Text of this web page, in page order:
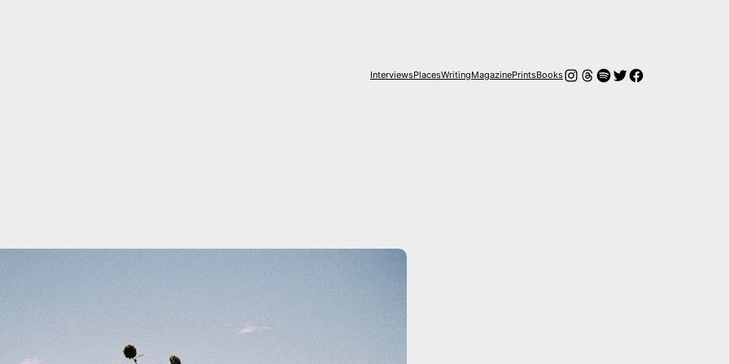
InterviewsPlacesWritingMagazinePrintsBooksInstagram
Hilos
Spotify
Twitter
Facebook